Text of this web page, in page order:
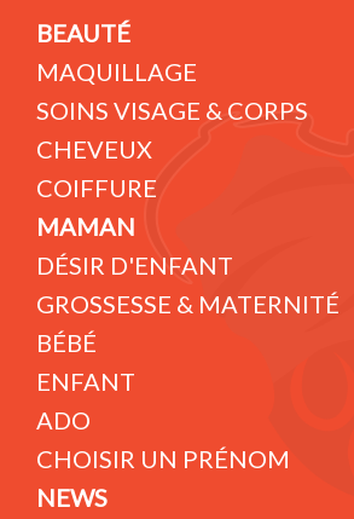
BEAUTÉ
MAQUILLAGE
SOINS VISAGE & CORPS
CHEVEUX
COIFFURE
MAMAN
DÉSIR D'ENFANT
GROSSESSE & MATERNITÉ
BÉBÉ
ENFANT
ADO
CHOISIR UN PRÉNOM
NEWS